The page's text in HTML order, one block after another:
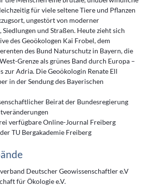
für viele seltene Tiere und Pflanzen
ungestört von moderner
und Straßen. Heute zieht sich
des Geoökologen Kai Frobel, dem
des Bund Naturschutz in Bayern, die
Grenze als grünes Band durch Europa –
zur Adria. Die Geoökologin Renate Ell
in der Sendung des Bayerischen
Beirat der Bundesregierung
verfügbare Online-Journal Freiberg
TU Bergakademie Freiberg
Deutscher Geowissenschaftler e.V
für Ökologie e.V.